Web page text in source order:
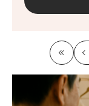
最
初